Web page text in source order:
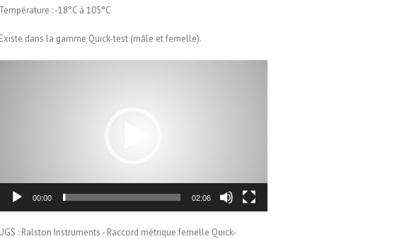
: -18°C à 105°C
dans la gamme Quick-test (mâle et femelle).
00:00 02:06
: Ralston Instruments - Raccord métrique femelle Quick-